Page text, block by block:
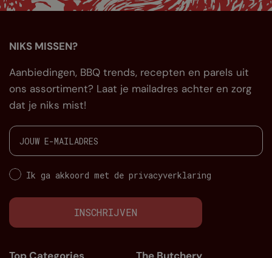
NIKS MISSEN?
Aanbiedingen, BBQ trends, recepten en parels uit
ons assortiment? Laat je mailadres achter en zorg
dat je niks mist!
Ik ga akkoord met de privacyverklaring
INSCHRIJVEN